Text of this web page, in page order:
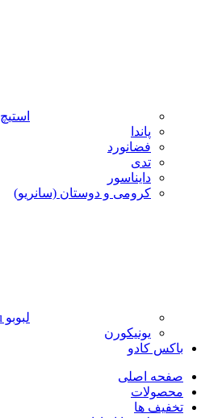
استیچ
پاندا
فضانورد
تدی
دایناسور
کرومی و دوستان (سانریو)
لبوبو labubu
یونیکورن
باکس کادو
صفحه اصلی
محصولات
تخفیف ها